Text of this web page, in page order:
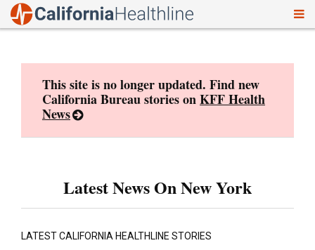
This site is no longer updated. Find new
California Bureau stories onKFF Health
News
Latest News On New York
LATEST CALIFORNIA HEALTHLINE STORIES